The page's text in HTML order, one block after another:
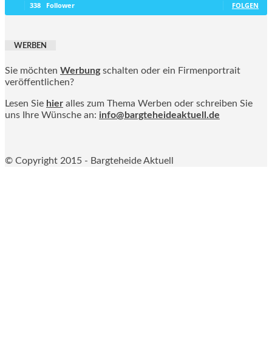
338 Follower FOLGEN
WERBEN
Sie möchten Werbung schalten oder ein Firmenportrait
veröffentlichen?
Lesen Sie hier alles zum Thema Werben oder schreiben Sie
uns Ihre Wünsche an: info@bargteheideaktuell.de
© Copyright 2015 - Bargteheide Aktuell